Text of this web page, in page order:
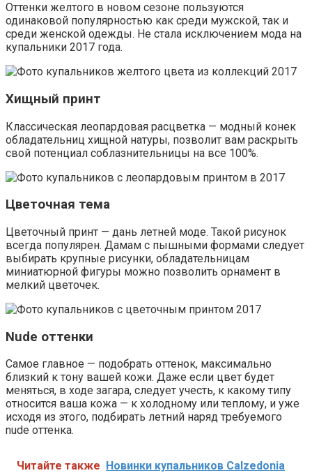
Оттенки желтого в новом сезоне пользуются
одинаковой популярностью как среди мужской, так и
среди женской одежды. Не стала исключением мода на
купальники 2017 года.
Хищный принт
Классическая леопардовая расцветка — модный конек
обладательниц хищной натуры, позволит вам раскрыть
свой потенциал соблазнительницы на все 100%.
Цветочная тема
Цветочный принт — дань летней моде. Такой рисунок
всегда популярен. Дамам с пышными формами следует
выбирать крупные рисунки, обладательницам
миниатюрной фигуры можно позволить орнамент в
мелкий цветочек.
Nude оттенки
Самое главное — подобрать оттенок, максимально
близкий к тону вашей кожи. Даже если цвет будет
меняться, в ходе загара, следует учесть, к какому типу
относится ваша кожа — к холодному или теплому, и уже
исходя из этого, подбирать летний наряд требуемого
nude оттенка.
Читайте также
Новинки купальников Calzedonia